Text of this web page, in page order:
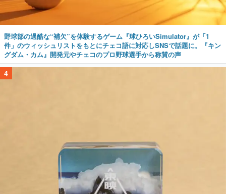
野球部の過酷な“補欠”を体験するゲーム『球ひろいSimulator』が「1
件」のウィッシュリストをもとにチェコ語に対応しSNSで話題に。『キン
グダム・カム』開発元やチェコのプロ野球選手から称賛の声
4